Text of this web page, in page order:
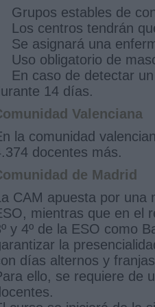
Grupos estables de
Los centros tendrán
Se asignará una
Uso obligatorio de
En caso de detectar
14 días.
Valenciana
la comunidad
docentes más.
de Madrid
CAM apuesta por una
mientras que en el
y 4º de la ESO como
la
días alternos y
ello, se requiere de